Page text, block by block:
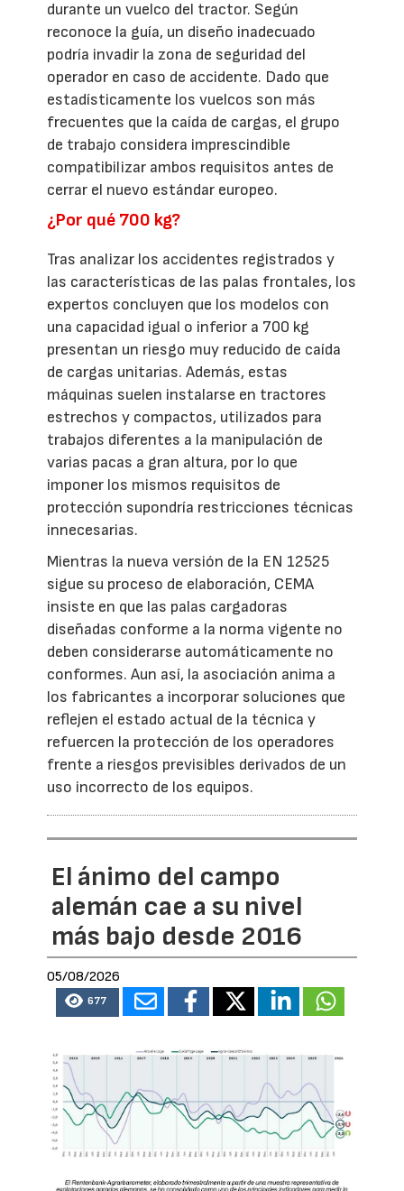
durante un vuelco del tractor. Según
reconoce la guía, un diseño inadecuado
podría invadir la zona de seguridad del
operador en caso de accidente. Dado que
estadísticamente los vuelcos son más
frecuentes que la caída de cargas, el grupo
de trabajo considera imprescindible
compatibilizar ambos requisitos antes de
cerrar el nuevo estándar europeo.
¿Por qué 700 kg?
Tras analizar los accidentes registrados y
las características de las palas frontales, los
expertos concluyen que los modelos con
una capacidad igual o inferior a 700 kg
presentan un riesgo muy reducido de caída
de cargas unitarias. Además, estas
máquinas suelen instalarse en tractores
estrechos y compactos, utilizados para
trabajos diferentes a la manipulación de
varias pacas a gran altura, por lo que
imponer los mismos requisitos de
protección supondría restricciones técnicas
innecesarias.
Mientras la nueva versión de la EN 12525
sigue su proceso de elaboración, CEMA
insiste en que las palas cargadoras
diseñadas conforme a la norma vigente no
deben considerarse automáticamente no
conformes. Aun así, la asociación anima a
los fabricantes a incorporar soluciones que
reflejen el estado actual de la técnica y
refuercen la protección de los operadores
frente a riesgos previsibles derivados de un
uso incorrecto de los equipos.
El ánimo del campo
alemán cae a su nivel
más bajo desde 2016
05/08/2026
677